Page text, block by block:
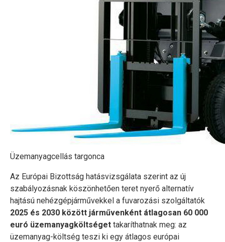
Üzemanyagcellás targonca
Az Európai Bizottság hatásvizsgálata szerint az új
szabályozásnak köszönhetően teret nyerő alternatív
hajtású nehézgépjárművekkel a fuvarozási szolgáltatók
2025 és 2030 között járművenként átlagosan 60 000
euró üzemanyagköltséget takaríthatnak meg: az
üzemanyag-költség teszi ki egy átlagos európai